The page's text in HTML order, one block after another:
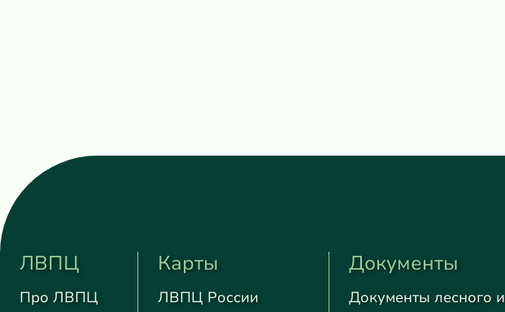
ЛВПЦ
Про ЛВПЦ
Карты
ЛВПЦ России
Документы
Документы лесного и